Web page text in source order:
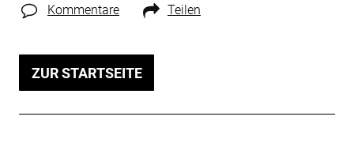
Kommentare Teilen
ZUR STARTSEITE